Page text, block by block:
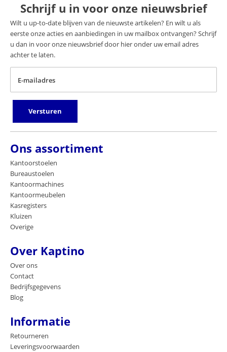
Schrijf u in voor onze nieuwsbrief
Wilt u up-to-date blijven van de nieuwste artikelen? En wilt u als
eerste onze acties en aanbiedingen in uw mailbox ontvangen? Schrijf
u dan in voor onze nieuwsbrief door hier onder uw email adres
achter te laten.
E-mailadres
Versturen
Ons assortiment
Kantoorstoelen
Bureaustoelen
Kantoormachines
Kantoormeubelen
Kasregisters
Kluizen
Overige
Over Kaptino
Over ons
Contact
Bedrijfsgegevens
Blog
Informatie
Retourneren
Leveringsvoorwaarden